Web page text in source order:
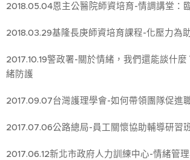
2018.05.04恩主公醫院師資培育-情調講堂：
2018.03.29基隆長庚師資培育課程-化壓力為
2017.10.19警政署-關於情緒，我們還能談什
緒防護
2017.09.07台灣護理學會-如何帶領團隊促進
2017.07.06公路總局-員工關懷協助輔導研習
2017.06.12新北市政府人力訓練中心-情緒管